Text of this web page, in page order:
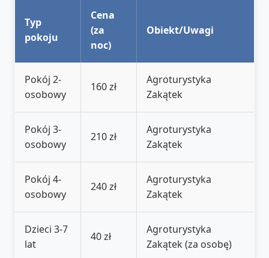
Typ
pokoju
Cena
(za
noc)
Obiekt/Uwagi
Pokój 2-
osobowy
160 zł
Agroturystyka
Zakątek
Pokój 3-
osobowy
210 zł
Agroturystyka
Zakątek
Pokój 4-
osobowy
240 zł
Agroturystyka
Zakątek
Dzieci 3-7
lat
40 zł
Agroturystyka
Zakątek (za osobę)